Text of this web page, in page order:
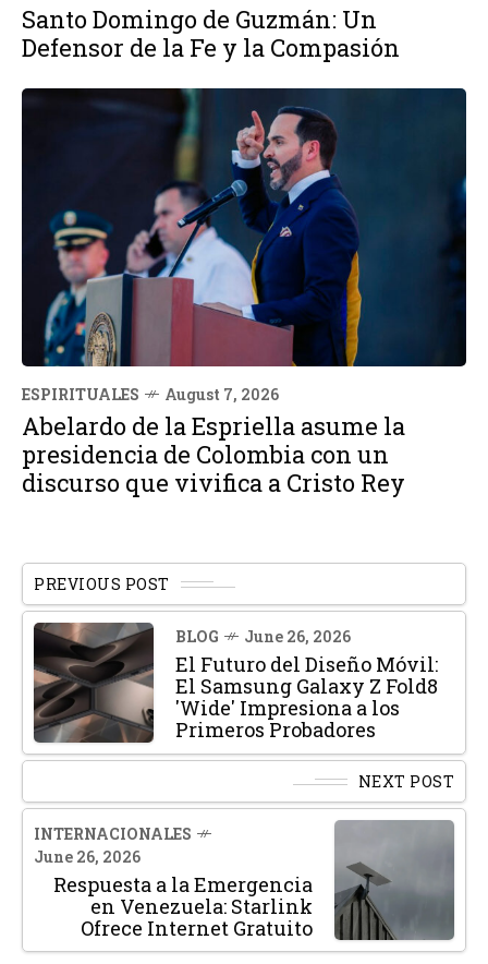
Santo Domingo de Guzmán: Un
Defensor de la Fe y la Compasión
ESPIRITUALES August 7, 2026
Abelardo de la Espriella asume la
presidencia de Colombia con un
discurso que vivifica a Cristo Rey
PREVIOUS POST
BLOG June 26, 2026
El Futuro del Diseño Móvil:
El Samsung Galaxy Z Fold8
'Wide' Impresiona a los
Primeros Probadores
NEXT POST
INTERNACIONALES
June 26, 2026
Respuesta a la Emergencia
en Venezuela: Starlink
Ofrece Internet Gratuito